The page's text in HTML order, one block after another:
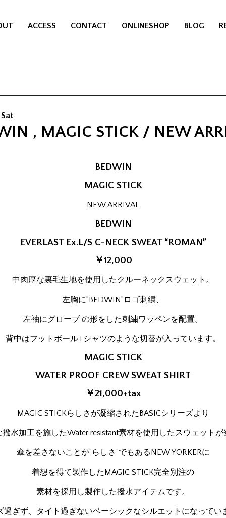
ACCESS CONTACT ONLINESHOP BLOG
, MAGIC STICK / NEW
BEDWIN
MAGIC STICK
NEW ARRIVAL
BEDWIN
EVERLAST Ex.L/S C-NECK SWEAT “ROMAN”
￥12,000
中肉厚な裏毛生地を使用したクルーネックスウェット。
左胸に”BEDWIN”ロゴ刺繍、
左袖にグローブ の形をした刺繍ワッペンを配置。
背中はフットボールTシャツのような切替が入っています。
MAGIC STICK
WATER PROOF CREW SWEAT SHIRT
￥21,000+tax
MAGIC STICKらしさが凝縮されたBASICシリーズより
撥水加工を施したWater resistant素材を使用したスウェットが
傘を差さないことが”らしさ”でもあるNEW YORKERに
着想を得て製作したMAGIC STICK完全別注の
素材を採用し製作した撥水アイテムです。
過ぎず、タイト過ぎないベーシックなシルエットになってい